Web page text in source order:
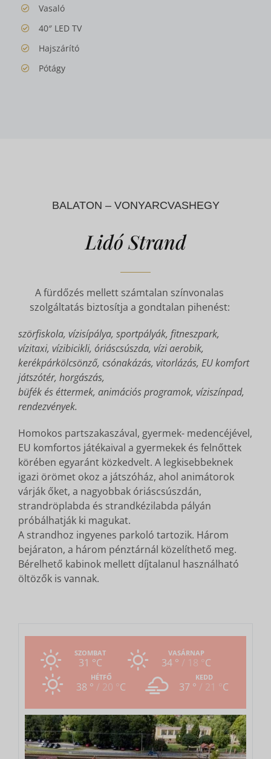
Vasaló
40″ LED TV
Hajszárító
Pótágy
BALATON – VONYARCVASHEGY
Lidó Strand
A fürdőzés mellett számtalan színvonalas
szolgáltatás biztosítja a gondtalan pihenést:
szörfiskola, vízisípálya, sportpályák, fitneszpark,
vízitaxi, vízibicikli, óriáscsúszda, vízi aerobik,
kerékpárkölcsönző, csónakázás, vitorlázás, EU komfort
játszótér, horgászás,
büfék és éttermek, animációs programok, víziszínpad,
rendezvények.
Homokos partszakaszával, gyermek- medencéjével,
EU komfortos játékaival a gyermekek és felnőttek
körében egyaránt közkedvelt. A legkisebbeknek
igazi örömet okoz a játszóház, ahol animátorok
várják őket, a nagyobbak óriáscsúszdán,
strandröplabda és strandkézilabda pályán
próbálhatják ki magukat.
A strandhoz ingyenes parkoló tartozik. Három
bejáraton, a három pénztárnál közelíthető meg.
Bérelhető kabinok mellett díjtalanul használható
öltözők is vannak.
SZOMBAT
31 °C
VASÁRNAP
34 ° 18 °C
HÉTFŐ
38 ° 20 °C
KEDD
37 ° 21 °C